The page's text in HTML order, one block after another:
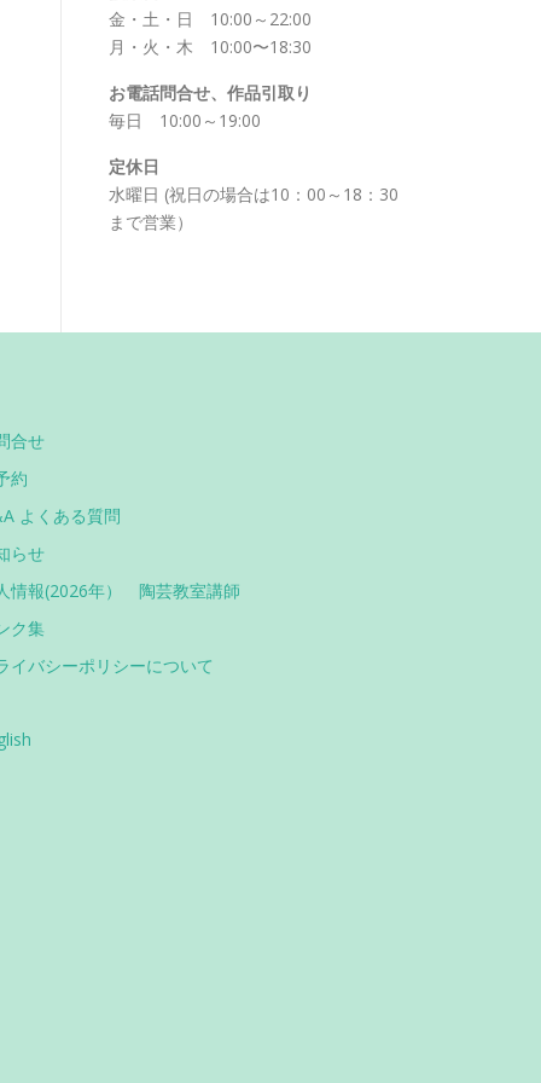
金・土・日 10:00～22:00
月・火・木 10:00〜18:30
お電話問合せ、作品引取り
毎日 10:00～19:00
定休日
水曜日 (祝日の場合は10：00～18：30
まで営業）
合せ
約
よくある質問
らせ
情報(2026年） 陶芸教室講師
ク集
イバシーポリシーについて